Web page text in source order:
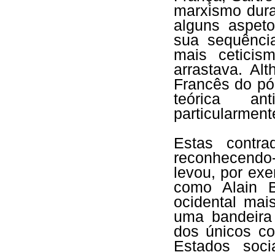
marxismo
alguns
sua
mais
arrastava.
Francês do
teórica
Estas
levou, por
como Alain
ocidental
uma
dos únicos
Estados